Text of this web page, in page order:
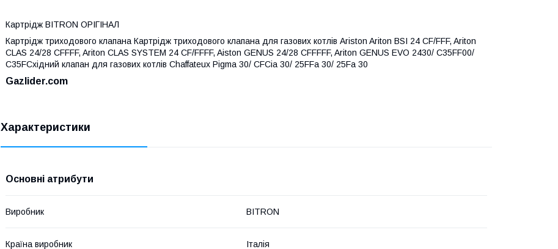
Картрідж BITRON ОРІГІНАЛ
Картрідж триходового клапана Картрідж триходового клапана для газових котлів Ariston Ariton BSI 24 CF/FFF, Ariton
CLAS 24/28 CFFFF, Ariton CLAS SYSTEM 24 CF/FFFF, Aiston GENUS 24/28 CFFFFF, Ariton GENUS EVO 2430/ C35FF00/
C35FCхідний клапан для газових котлів Chaffateux Pigma 30/ CFCia 30/ 25FFa 30/ 25Fa 30
Gazlider.com
Характеристики
Основні атрибути
Виробник BITRON
Країна виробник Італія